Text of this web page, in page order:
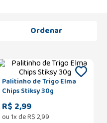
Palitinho de Trigo Elma
Chips Stiksy 30g
R$ 2,99
ou1x deR$2,99